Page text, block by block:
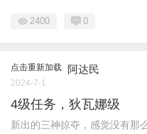
2400 0
点击重新加载 阿达民
2024-7-1
4级任务，狄瓦娜级
新出的三神掠夺，感觉没有那